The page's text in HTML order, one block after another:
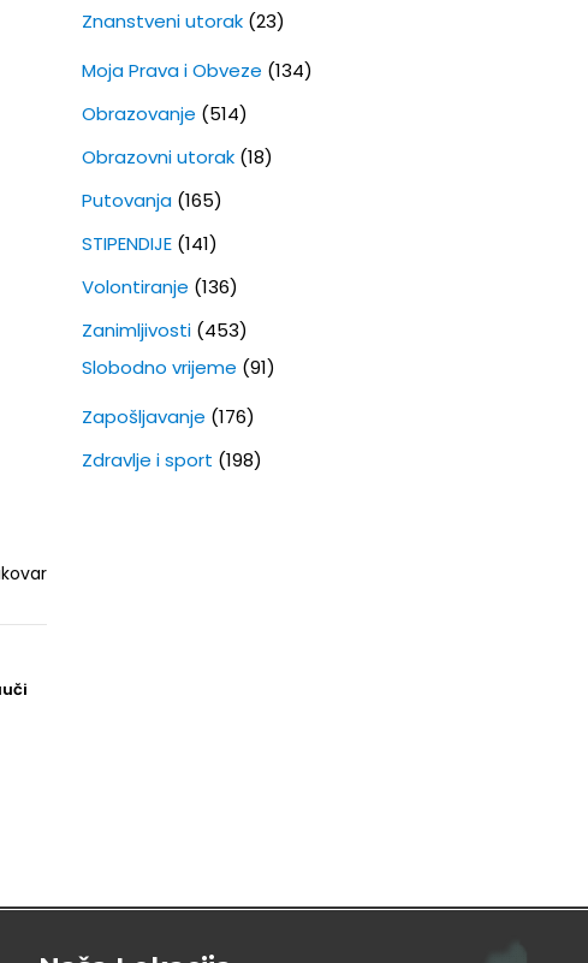
Znanstveni utorak(23)
Moja Prava i Obveze (134)
Obrazovanje (514)
Obrazovni utorak(18)
Putovanja(165)
STIPENDIJE(141)
Volontiranje (136)
Zanimljivosti(453)
Slobodno vrijeme (91)
Zapošljavanje (176)
Zdravlje i sport (198)